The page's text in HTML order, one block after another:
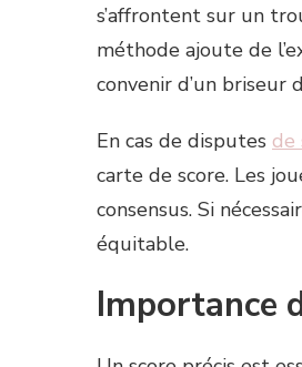
s’affrontent sur un
méthode ajoute de
convenir d’un briseur
En cas de disputes de
carte de score. Les
consensus. Si
équitable.
Importance